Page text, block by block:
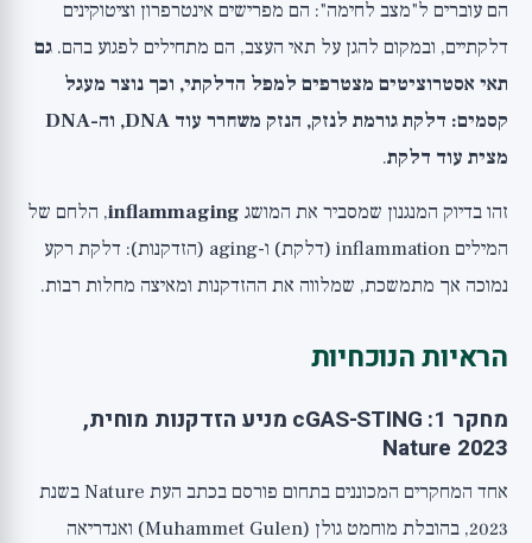
הם עוברים ל"מצב לחימה": הם מפרישים אינטרפרון וציטוקינים
דלקתיים, ובמקום להגן על תאי העצב, הם מתחילים לפגוע בהם. גם
תאי אסטרוציטים מצטרפים למפל הדלקתי, וכך נוצר מעגל
קסמים: דלקת גורמת לנזק, הנזק משחרר עוד DNA, וה-DNA
מצית עוד דלקת.
זהו בדיוק המנגנון שמסביר את המושג inflammaging, הלחם של
המילים inflammation (דלקת) ו-aging (הזדקנות): דלקת רקע
נמוכה אך מתמשכת, שמלווה את ההזדקנות ומאיצה מחלות רבות.
הראיות הנוכחיות
מחקר 1: cGAS-STING מניע הזדקנות מוחית,
Nature 2023
אחד המחקרים המכוננים בתחום פורסם בכתב העת Nature בשנת
2023, בהובלת מוחמט גולן (Muhammet Gulen) ואנדריאה